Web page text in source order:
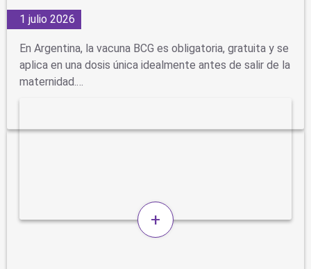
1 julio 2026
En Argentina, la vacuna BCG es obligatoria, gratuita y se
aplica en una dosis única idealmente antes de salir de la
maternidad.…
+